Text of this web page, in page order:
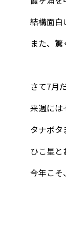
結構面白
また、驚
さて7月
来週には
タナボタ
ひこ星と
今年こ